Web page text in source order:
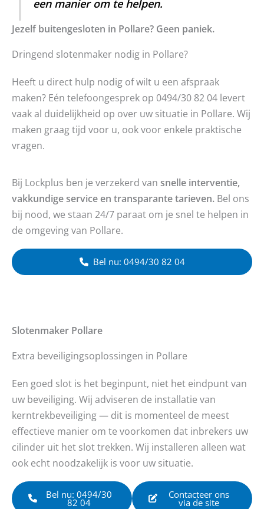
een manier om te helpen.
Jezelf buitengesloten in Pollare? Geen paniek.
Dringend slotenmaker nodig in Pollare?
Heeft u direct hulp nodig of wilt u een afspraak
maken? Eén telefoongesprek op 0494/30 82 04 levert
vaak al duidelijkheid op over uw situatie in Pollare. Wij
maken graag tijd voor u, ook voor enkele praktische
vragen.
Bij Lockplus ben je verzekerd van snelle interventie,
vakkundige service en transparante tarieven. Bel ons
bij nood, we staan 24/7 paraat om je snel te helpen in
de omgeving van Pollare.
Bel nu: 0494/30 82 04
Slotenmaker Pollare
Extra beveiligingsoplossingen in Pollare
Een goed slot is het beginpunt, niet het eindpunt van
uw beveiliging. Wij adviseren de installatie van
kerntrekbeveiliging — dit is momenteel de meest
effectieve manier om te voorkomen dat inbrekers uw
cilinder uit het slot trekken. Wij installeren alleen wat
ook echt noodzakelijk is voor uw situatie.
Bel nu: 0494/30
82 04
Contacteer ons
via de site